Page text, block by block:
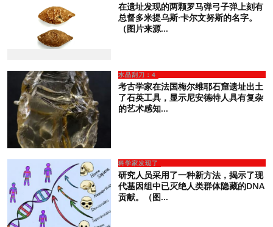
在遗址发现的两颗罗马弹弓子弹上刻有
总督多米提乌斯·卡尔文努斯的名字。
（图片来源...
水晶刮刀：4
考古学家在法国梅尔维耶石窟遗址出土
了石英工具，显示尼安德特人具有复杂
的艺术感知...
科学家发现了
研究人员采用了一种新方法，揭示了现
代基因组中已灭绝人类群体隐藏的DNA
贡献。（图...